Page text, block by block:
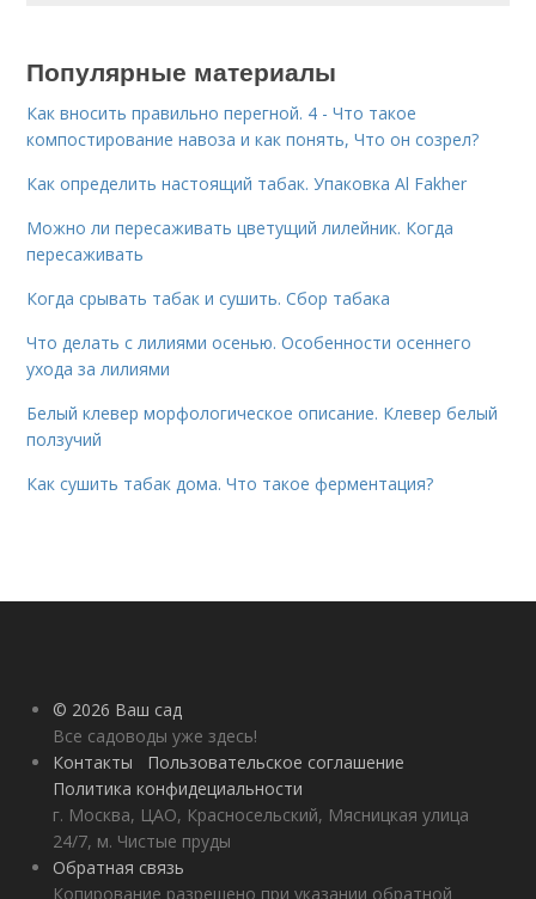
Популярные материалы
Как вносить правильно перегной. 4 - Что такое
компостирование навоза и как понять, Что он созрел?
Как определить настоящий табак. Упаковка Al Fakher
Можно ли пересаживать цветущий лилейник. Когда
пересаживать
Когда срывать табак и сушить. Сбор табака
Что делать с лилиями осенью. Особенности осеннего
ухода за лилиями
Белый клевер морфологическое описание. Клевер белый
ползучий
Как сушить табак дома. Что такое ферментация?
© 2026 Ваш сад
Все садоводы уже здесь!
Контакты
Пользовательское соглашение
Политика конфидециальности
г. Москва, ЦАО, Красносельский, Мясницкая улица
24/7, м. Чистые пруды
Обратная связь
Копирование разрешено при указании обратной